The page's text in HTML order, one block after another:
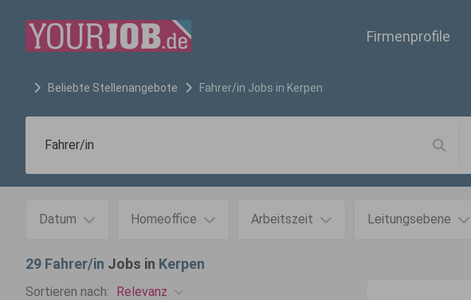
Firmenprofile
Beliebte Stellenangebote Fahrer/in Jobs in Kerpen
Datum Homeoffice Arbeitszeit Leitungsebene
29 Fahrer/in Jobs in Kerpen
Sortieren nach: Relevanz